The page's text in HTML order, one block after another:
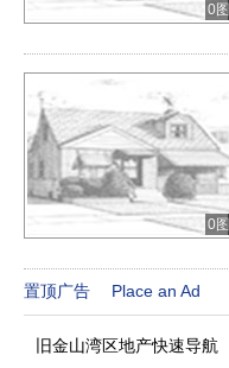
0图
0图
置顶广告 Place an Ad
旧金山湾区地产快速导航